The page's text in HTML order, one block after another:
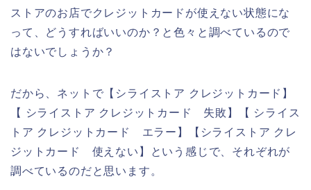
ストアのお店でクレジットカードが使えない状態にな
って、どうすればいいのか？と色々と調べているので
はないでしょうか？
だから、ネットで【シライストア クレジットカード】
【 シライストア クレジットカード 失敗】【 シライス
トア クレジットカード エラー】【シライストア クレ
ジットカード 使えない】という感じで、それぞれが
調べているのだと思います。